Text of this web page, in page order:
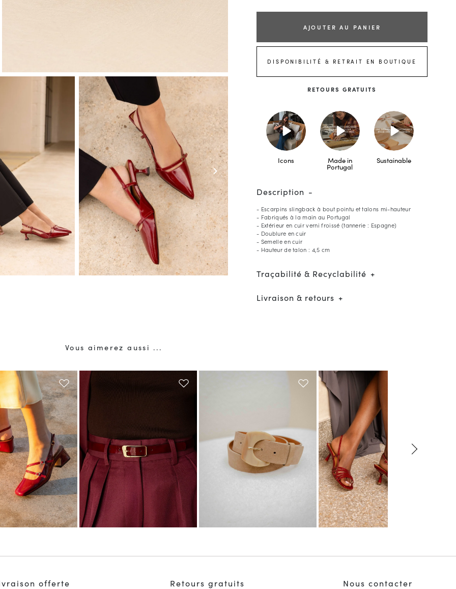
chevron_right
AJOUTER AU PANIER
DISPONIBILITÉ & RETRAIT EN BOUTIQUE
RETOURS GRATUITS
Icons Made in
Portugal
Sustainable
Description
- Escarpins slingback à bout pointu et talons mi-hauteur
- Fabriqués à la main au Portugal
- Extérieur en cuir verni froissé (tannerie : Espagne)
- Doublure en cuir
- Semelle en cuir
- Hauteur de talon : 4,5 cm
Traçabilité & Recyclabilité
Livraison & retours
Vous aimerez aussi ...
offerte Retours gratuits Nous contacter